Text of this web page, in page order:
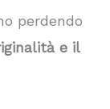
perdendo
e il